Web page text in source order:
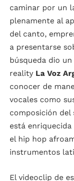
caminar por un
plenamente al
del canto,
a presentarse
búsqueda dio
reality La Voz
conocer de
vocales como
composición del
está
el hip hop
instrumentos
El videoclip de